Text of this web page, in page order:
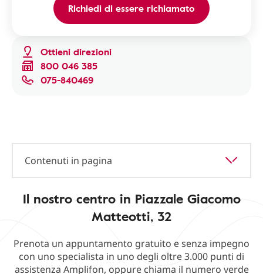
Ottieni direzioni
800 046 385
075-840469
Richiedi di essere richiamato
Contenuti in pagina
Il nostro centro in Piazzale Giacomo
Matteotti, 32
Prenota un appuntamento gratuito e senza impegno
con uno specialista in uno degli oltre 3.000 punti di
assistenza Amplifon, oppure chiama il numero verde